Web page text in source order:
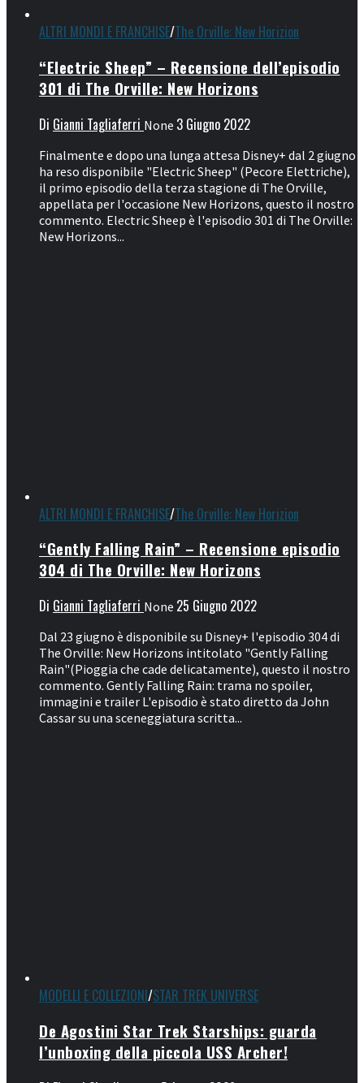
ALTRI MONDI E FRANCHISE/The Orville: New Horizion
“Electric Sheep” – Recensione dell’episodio
301 di The Orville: New Horizons
Di Gianni Tagliaferri None 3 Giugno 2022
Finalmente e dopo una lunga attesa Disney+ dal 2 giugno
ha reso disponibile "Electric Sheep" (Pecore Elettriche),
il primo episodio della terza stagione di The Orville,
appellata per l'occasione New Horizons, questo il nostro
commento. Electric Sheep è l'episodio 301 di The Orville:
New Horizons...
ALTRI MONDI E FRANCHISE/The Orville: New Horizion
“Gently Falling Rain” – Recensione episodio
304 di The Orville: New Horizons
Di Gianni Tagliaferri None 25 Giugno 2022
Dal 23 giugno è disponibile su Disney+ l'episodio 304 di
The Orville: New Horizons intitolato "Gently Falling
Rain"(Pioggia che cade delicatamente), questo il nostro
commento. Gently Falling Rain: trama no spoiler,
immagini e trailer L'episodio è stato diretto da John
Cassar su una sceneggiatura scritta...
MODELLI E COLLEZIONI/STAR TREK UNIVERSE
De Agostini Star Trek Starships: guarda
l’unboxing della piccola USS Archer!